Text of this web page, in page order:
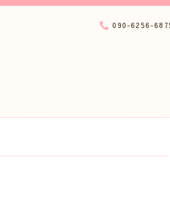
090-6256-